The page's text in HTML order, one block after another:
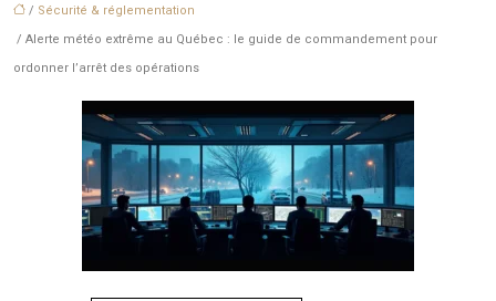
/ Sécurité & réglementation
/ Alerte météo extrême au Québec : le guide de commandement pour
ordonner l’arrêt des opérations